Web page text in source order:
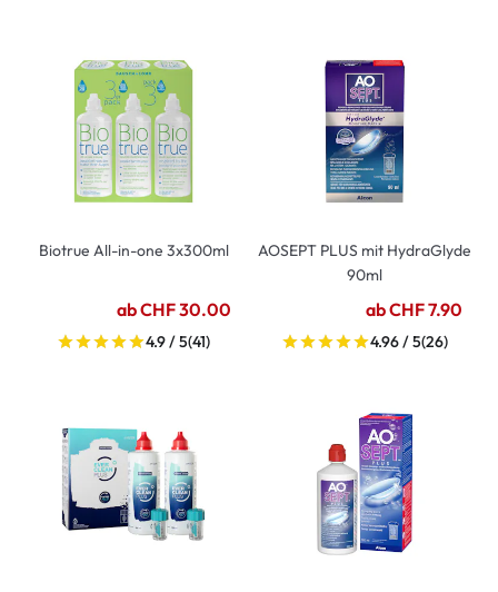
Biotrue All-in-one 3x300ml
ab CHF 30.00
4.9 / 5(41)
AOSEPT PLUS mit HydraGlyde
90ml
ab CHF 7.90
4.96 / 5(26)